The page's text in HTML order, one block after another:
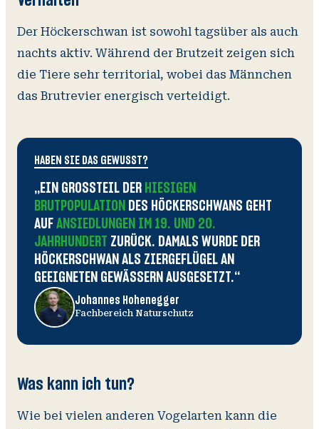
Der Höckerschwan ist sowohl tagsüber als auch
nachts aktiv. Während der Brutzeit zeigen sich
die Tiere sehr territorial, wobei das Männchen
das Brutrevier energisch verteidigt.
HABEN SIE DAS GEWUSST?
„EIN GROSSTEIL DER HIESIGEN
BRUTPOPULATION DES HÖCKERSCHWANS GEHT
AUF ANSIEDLUNGEN IM 19. UND 20.
JAHRHUNDERT ZURÜCK. DAMALS WURDE DER
HÖCKERSCHWAN ALS ZIERGEFLÜGEL AN
GEEIGNETEN GEWÄSSERN AUSGESETZT.“
Johannes Hohenegger
Fachbereich Naturschutz
Was kann ich tun?
Wie bei vielen anderen Vogelarten kann die